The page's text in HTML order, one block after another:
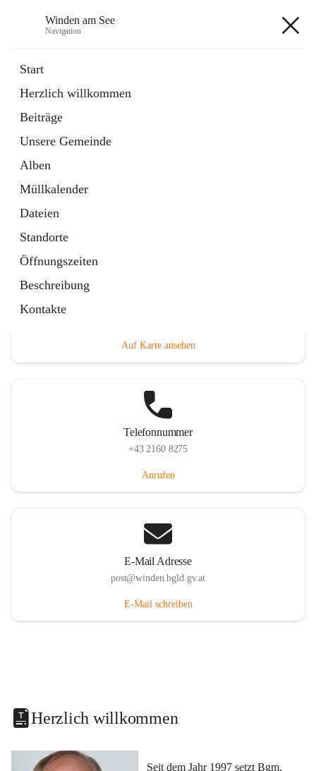
Winden am See
Navigation
Start
Herzlich willkommen
Beiträge
Unsere Gemeinde
Alben
Müllkalender
Dateien
Standorte
Öffnungszeiten
Beschreibung
Kontakte
Externe Webseite
in
Tab
Bebauungsplan
öffnet
in
neuem
Tab
Auf Karte ansehen
Telefonnummer
+43 2160 8275
Anrufen
E-Mail Adresse
post@winden.bgld.gv.at
E-Mail schreiben
Herzlich willkommen
Seit dem Jahr 1997 setzt Bgm.